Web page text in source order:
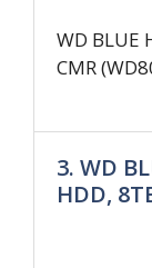
WD BLUE
CMR
3. WD
HDD,